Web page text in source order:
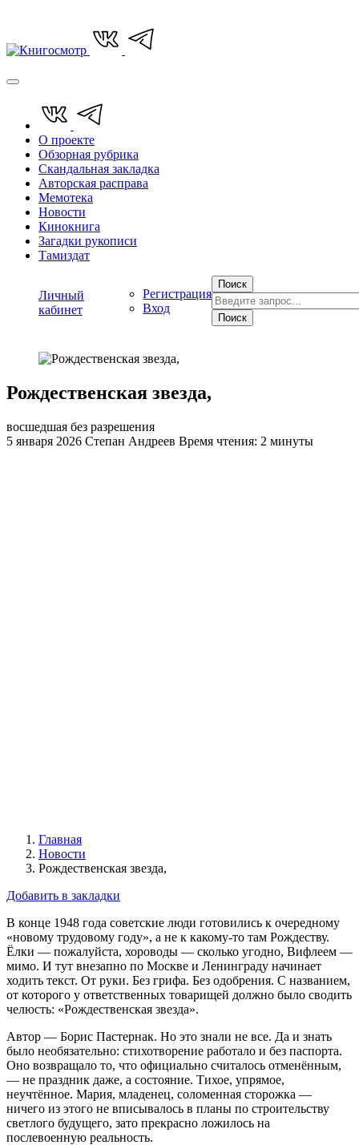
О проекте
Обзорная рубрика
Скандальная закладка
Авторская расправа
Мемотека
Новости
Кинокнига
Загадки рукописи
Тамиздат
Личный
кабинет
Регистрация
Вход
Поиск
Поиск
​Рождественская звезда,
восшедшая без разрешения
5 января 2026 Степан Андреев Время чтения: 2 минуты
Главная
Новости
​Рождественская звезда,
Добавить в закладки
В конце 1948 года советские люди готовились к очередному
«новому трудовому году», а не к какому-то там Рождеству.
Ёлки — пожалуйста, хороводы — сколько угодно, Вифлеем —
мимо. И тут внезапно по Москве и Ленинграду начинает
ходить текст. От руки. Без грифа. Без одобрения. С названием,
от которого у ответственных товарищей должно было сводить
челюсть: «Рождественская звезда».
Автор — Борис Пастернак. Но это знали не все. Да и знать
было необязательно: стихотворение работало и без паспорта.
Оно возвращало то, что официально считалось отменённым,
— не праздник даже, а состояние. Тихое, упрямое,
неучтённое. Мария, младенец, соломенная сторожка —
ничего из этого не вписывалось в планы по строительству
светлого будущего, зато прекрасно ложилось на
послевоенную реальность.